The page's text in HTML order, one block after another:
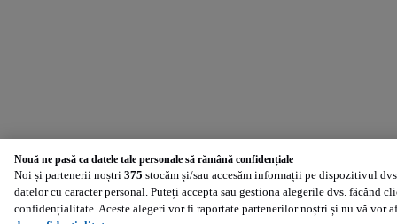
Nouă ne pasă ca datele tale personale să rămână confidențiale
Noi și partenerii noștri 375 stocăm și/sau accesăm informații pe dispozitivul
datelor cu caracter personal. Puteți accepta sau gestiona alegerile dvs. făcând
confidențialitate. Aceste alegeri vor fi raportate partenerilor noștri și nu vă vor